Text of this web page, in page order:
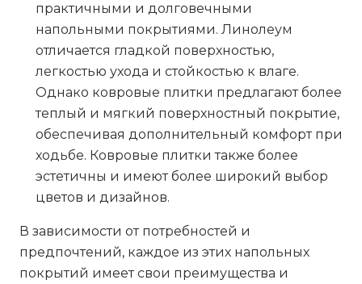
практичными и долговечными
напольными покрытиями. Линолеум
отличается гладкой поверхностью,
легкостью ухода и стойкостью к влаге.
Однако ковровые плитки предлагают более
теплый и мягкий поверхностный покрытие,
обеспечивая дополнительный комфорт при
ходьбе. Ковровые плитки также более
эстетичны и имеют более широкий выбор
цветов и дизайнов.
В зависимости от потребностей и
предпочтений, каждое из этих напольных
покрытий имеет свои преимущества и